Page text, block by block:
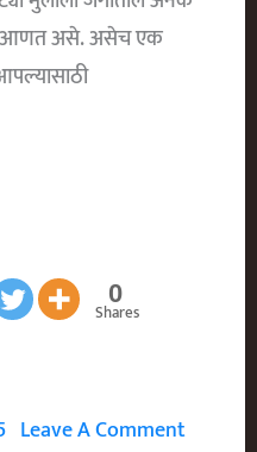
आणत असे. असेच एक
0
Shares
Leave A Comment